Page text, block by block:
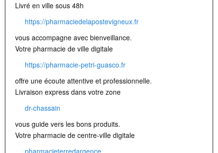
Livré en ville sous 48h
https://pharmaciedelapostevigneux.fr
vous accompagne avec bienveillance.
Votre pharmacie de ville digitale
https://pharmacie-petri-guasco.fr
offre une écoute attentive et professionnelle.
Livraison express dans votre zone
dr-chassain
vous guide vers les bons produits.
Votre pharmacie de centre-ville digitale